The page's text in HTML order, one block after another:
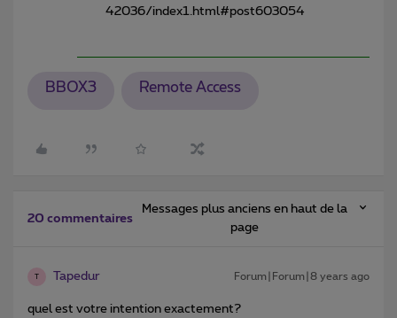
42036/index1.html#post603054
BBOX3 Remote Access
20 commentaires
Messages plus anciens en haut de la
page
T Tapedur Forum|Forum|8 years ago
quel est votre intention exactement?